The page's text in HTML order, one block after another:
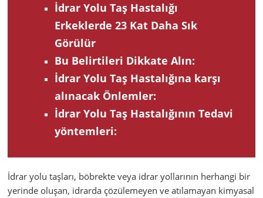
İdrar Yolu Taş Hastalığı
Erkeklerde 23 Kat Daha Sık
Görülür
Bu Belirtileri Dikkate Alın:
İdrar Yolu Taş Hastalığına karşı
alınacak Önlemler:
İdrar Yolu Taş Hastalığının Tedavi
yöntemleri:
İdrar yolu taşları, böbrekte veya idrar yollarının herhangi bir
yerinde oluşan, idrarda çözülemeyen ve atılamayan kimyasal